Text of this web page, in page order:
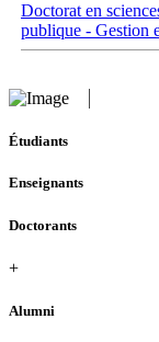
Doctorat en
publique - Gestion
Étudiants
Enseignants
Doctorants
+
Alumni